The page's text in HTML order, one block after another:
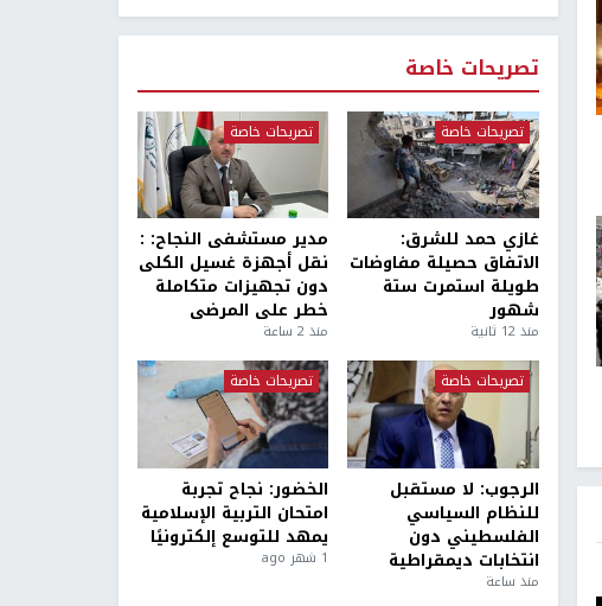
تصريحات خاصة
تصريحات خاصة
غازي حمد للشرق:
الاتفاق حصيلة مفاوضات
طويلة استمرت ستة
شهور
منذ 12 ثانية
تصريحات خاصة
مدير مستشفى النجاح: :
نقل أجهزة غسيل الكلى
دون تجهيزات متكاملة
خطر على المرضى
منذ 2 ساعة
تصريحات خاصة
الرجوب: لا مستقبل
للنظام السياسي
الفلسطيني دون
انتخابات ديمقراطية
منذ ساعة
تصريحات خاصة
الخضور: نجاح تجربة
امتحان التربية الإسلامية
يمهد للتوسع إلكترونيًا
1 شهر ago